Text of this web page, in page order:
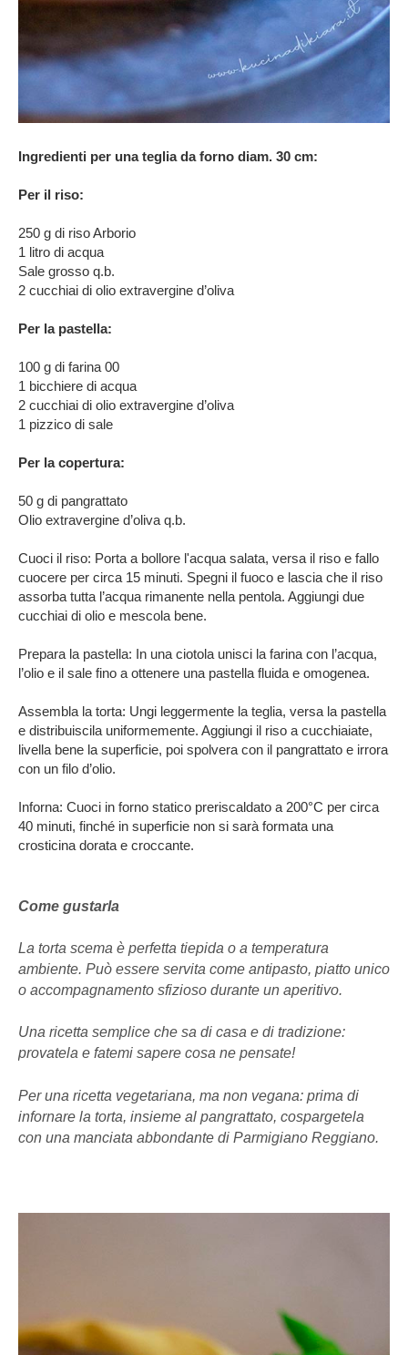
Ingredienti per una teglia da forno diam. 30 cm:
Per il riso:
250 g di riso Arborio
1 litro di acqua
Sale grosso q.b.
2 cucchiai di olio extravergine d’oliva
Per la pastella:
100 g di farina 00
1 bicchiere di acqua
2 cucchiai di olio extravergine d’oliva
1 pizzico di sale
Per la copertura:
50 g di pangrattato
Olio extravergine d’oliva q.b.
Cuoci il riso: Porta a bollore l'acqua salata, versa il riso e fallo
cuocere per circa 15 minuti. Spegni il fuoco e lascia che il riso
assorba tutta l’acqua rimanente nella pentola. Aggiungi due
cucchiai di olio e mescola bene.
Prepara la pastella: In una ciotola unisci la farina con l’acqua,
l’olio e il sale fino a ottenere una pastella fluida e omogenea.
Assembla la torta: Ungi leggermente la teglia, versa la pastella
e distribuiscila uniformemente. Aggiungi il riso a cucchiaiate,
livella bene la superficie, poi spolvera con il pangrattato e irrora
con un filo d’olio.
Inforna: Cuoci in forno statico preriscaldato a 200°C per circa
40 minuti, finché in superficie non si sarà formata una
crosticina dorata e croccante.
Come gustarla
La torta scema è perfetta tiepida o a temperatura
ambiente. Può essere servita come antipasto, piatto unico
o accompagnamento sfizioso durante un aperitivo.
Una ricetta semplice che sa di casa e di tradizione:
provatela e fatemi sapere cosa ne pensate!
Per una ricetta vegetariana, ma non vegana: prima di
infornare la torta, insieme al pangrattato, cospargetela
con una manciata abbondante di Parmigiano Reggiano.